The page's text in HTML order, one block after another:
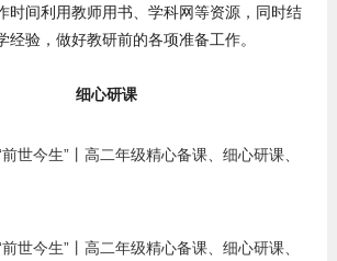
时间利用教师用书、学科网等资源，同时结
经验，做好教研前的各项准备工作。
细心研课